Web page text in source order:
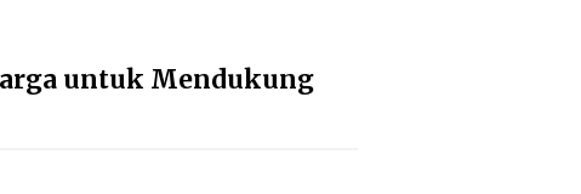
untuk Mendukung